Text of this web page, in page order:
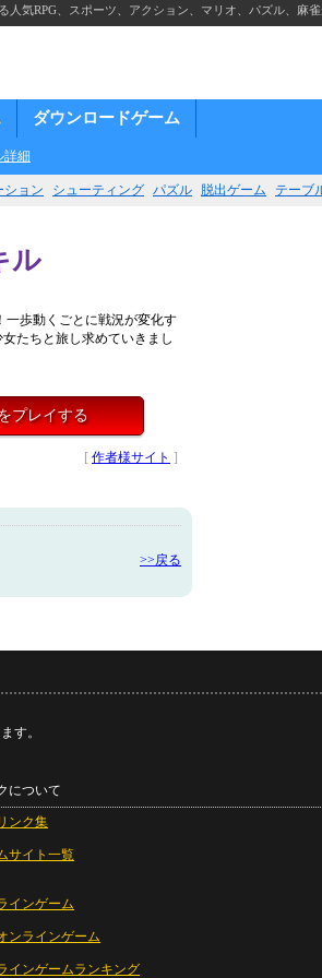
気RPG、スポーツ、アクション、マリオ、パズル、麻雀
ダウンロードゲーム
詳細
ション シューティング パズル 脱出ゲーム テーブ
ル
一歩動くごとに戦況が変化す
たちと旅し求めていきまし
プレイする
[ 作者様サイト ]
>>戻る
す。
について
ンク集
サイト一覧
インゲーム
ンラインゲーム
インゲームランキング